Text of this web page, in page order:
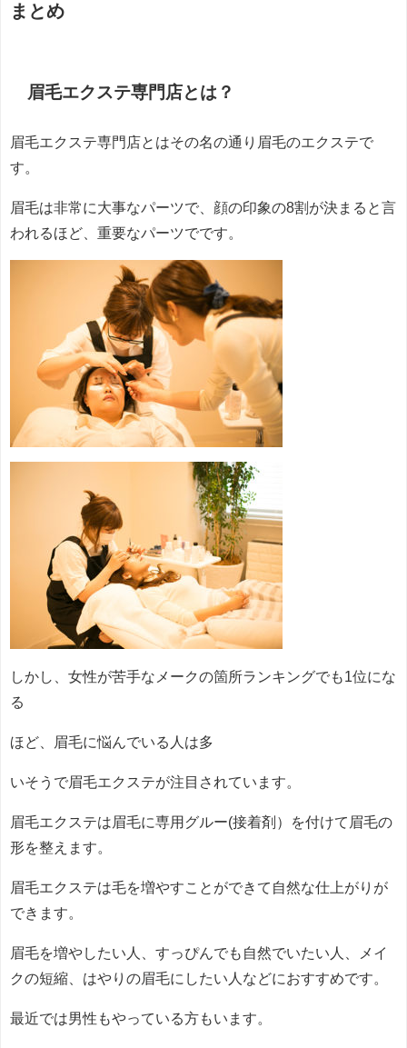
まとめ
眉毛エクステ専門店とは？
眉毛エクステ専門店とはその名の通り眉毛のエクステで
す。
眉毛は非常に大事なパーツで、顔の印象の8割が決まると言
われるほど、重要なパーツでです。
しかし、女性が苦手なメークの箇所ランキングでも1位にな
る
ほど、眉毛に悩んでいる人は多
いそうで眉毛エクステが注目されています。
眉毛エクステは眉毛に専用グルー(接着剤）を付けて眉毛の
形を整えます。
眉毛エクステは毛を増やすことができて自然な仕上がりが
できます。
眉毛を増やしたい人、すっぴんでも自然でいたい人、メイ
クの短縮、はやりの眉毛にしたい人などにおすすめです。
最近では男性もやっている方もいます。